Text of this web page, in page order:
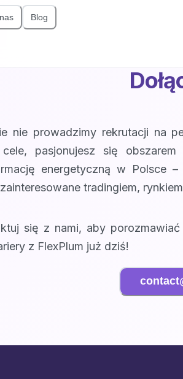
Blog
nie prowadzimy rekrutacji na
cele, pasjonujesz się
energetyczną w Polsce
tradingiem,
się z nami, aby
z FlexPlum już dziś!